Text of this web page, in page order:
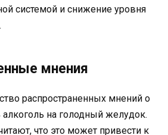
системой и снижение уровня
мнения
распространенных мнений о
на голодный желудок.
что это может привести к